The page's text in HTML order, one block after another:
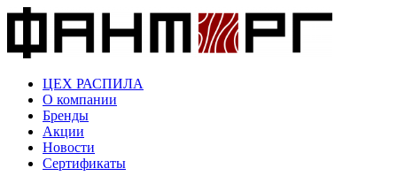
ЦЕХ РАСПИЛА
О компании
Бренды
Акции
Новости
Сертификаты